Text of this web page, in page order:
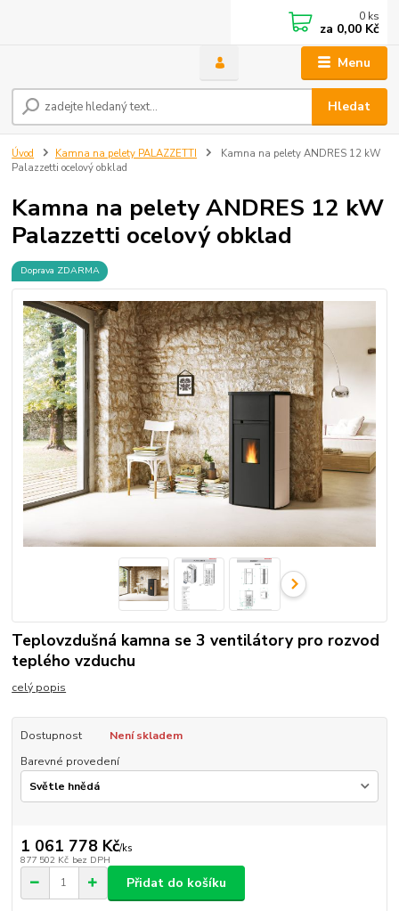
Menu
Hledat
0 ks
za 0,00 Kč
Úvod Kamna na pelety PALAZZETTI
Kamna na pelety ANDRES 12 kW
Palazzetti ocelový obklad
Kamna na pelety ANDRES 12 kW
Palazzetti ocelový obklad
Doprava ZDARMA
Teplovzdušná kamna se 3 ventilátory pro rozvod
teplého vzduchu
celý popis
Dostupnost
Není skladem
Barevné provedení
1 061 778 Kč/ks
877 502 Kč bez DPH
Přidat do košíku